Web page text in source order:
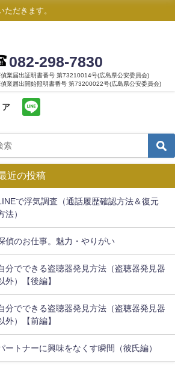
だきます。
082-298-7830
業届出証明書番号 第73210014号(広島県公安委員会)
業届出開始照明書番号 第73200022号(広島県公安委員会)
ア
近の投稿
で浮気調査（通話履歴確認方法＆復元
法）
偵のお仕事。魅力・やりがい
分でできる盗聴器発見方法（盗聴器発見器
外）【後編】
分でできる盗聴器発見方法（盗聴器発見器
外）【前編】
ートナーに興味をなくす瞬間（彼氏編）